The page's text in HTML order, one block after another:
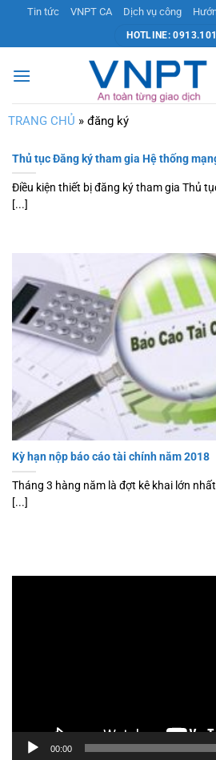
nội
dung
Tin tức VNPT CA Dịch vụ công
HOTLINE:
TRANG CHỦ » đăng ký
Thủ tục Đăng ký tham gia Hệ thống
Điều kiện thiết bị đăng ký tham gia Thủ
[...]
Kỳ hạn nộp báo cáo tài chính năm 2018
Tháng 3 hàng năm là đợt kê khai lớn
[...]
00:00